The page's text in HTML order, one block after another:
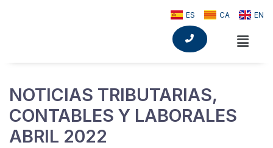
ES CA EN
NOTICIAS TRIBUTARIAS,
CONTABLES Y LABORALES
ABRIL 2022